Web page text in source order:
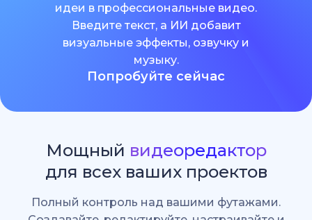
идеи в профессиональные видео.
Введите текст, а ИИ добавит
визуальные эффекты, озвучку и
музыку.
Попробуйте сейчас
Мощный видеоредактор
для всех ваших проектов
Полный контроль над вашими футажами.